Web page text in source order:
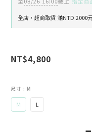
全店，超商取貨 滿NTD 2000
NT$4,800
尺寸 : M
M L